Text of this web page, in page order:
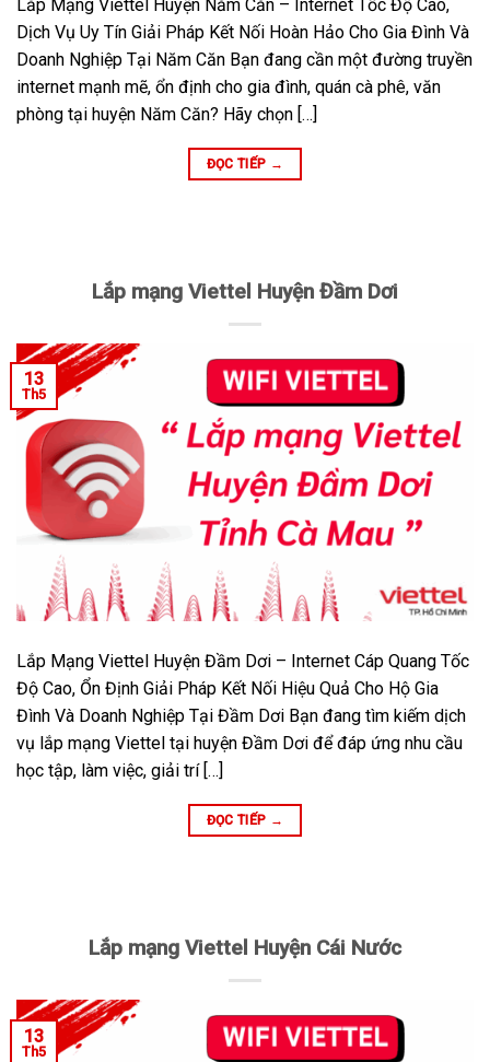
Lắp Mạng Viettel Huyện Năm Căn – Internet Tốc Độ Cao,
Dịch Vụ Uy Tín Giải Pháp Kết Nối Hoàn Hảo Cho Gia Đình Và
Doanh Nghiệp Tại Năm Căn Bạn đang cần một đường truyền
internet mạnh mẽ, ổn định cho gia đình, quán cà phê, văn
phòng tại huyện Năm Căn? Hãy chọn […]
ĐỌC TIẾP →
Lắp mạng Viettel Huyện Đầm Dơi
13
Th5
Lắp Mạng Viettel Huyện Đầm Dơi – Internet Cáp Quang Tốc
Độ Cao, Ổn Định Giải Pháp Kết Nối Hiệu Quả Cho Hộ Gia
Đình Và Doanh Nghiệp Tại Đầm Dơi Bạn đang tìm kiếm dịch
vụ lắp mạng Viettel tại huyện Đầm Dơi để đáp ứng nhu cầu
học tập, làm việc, giải trí […]
ĐỌC TIẾP →
Lắp mạng Viettel Huyện Cái Nước
13
Th5